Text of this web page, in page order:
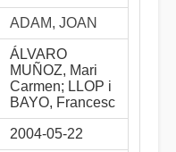
ADAM, JOAN
ÁLVARO
MUÑOZ, Mari
Carmen; LLOP i
BAYO, Francesc
2004-05-22